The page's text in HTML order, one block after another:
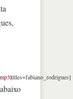
|titles=fabiano_rodrigues]